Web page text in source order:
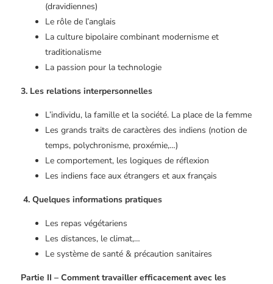
(dravidiennes)
Le rôle de l’anglais
La culture bipolaire combinant modernisme et
traditionalisme
La passion pour la technologie
3. Les relations interpersonnelles
L’individu, la famille et la société. La place de la femme
Les grands traits de caractères des indiens (notion de
temps, polychronisme, proxémie,…)
Le comportement, les logiques de réflexion
Les indiens face aux étrangers et aux français
4. Quelques informations pratiques
Les repas végétariens
Les distances, le climat,…
Le système de santé & précaution sanitaires
Partie II – Comment travailler efficacement avec les